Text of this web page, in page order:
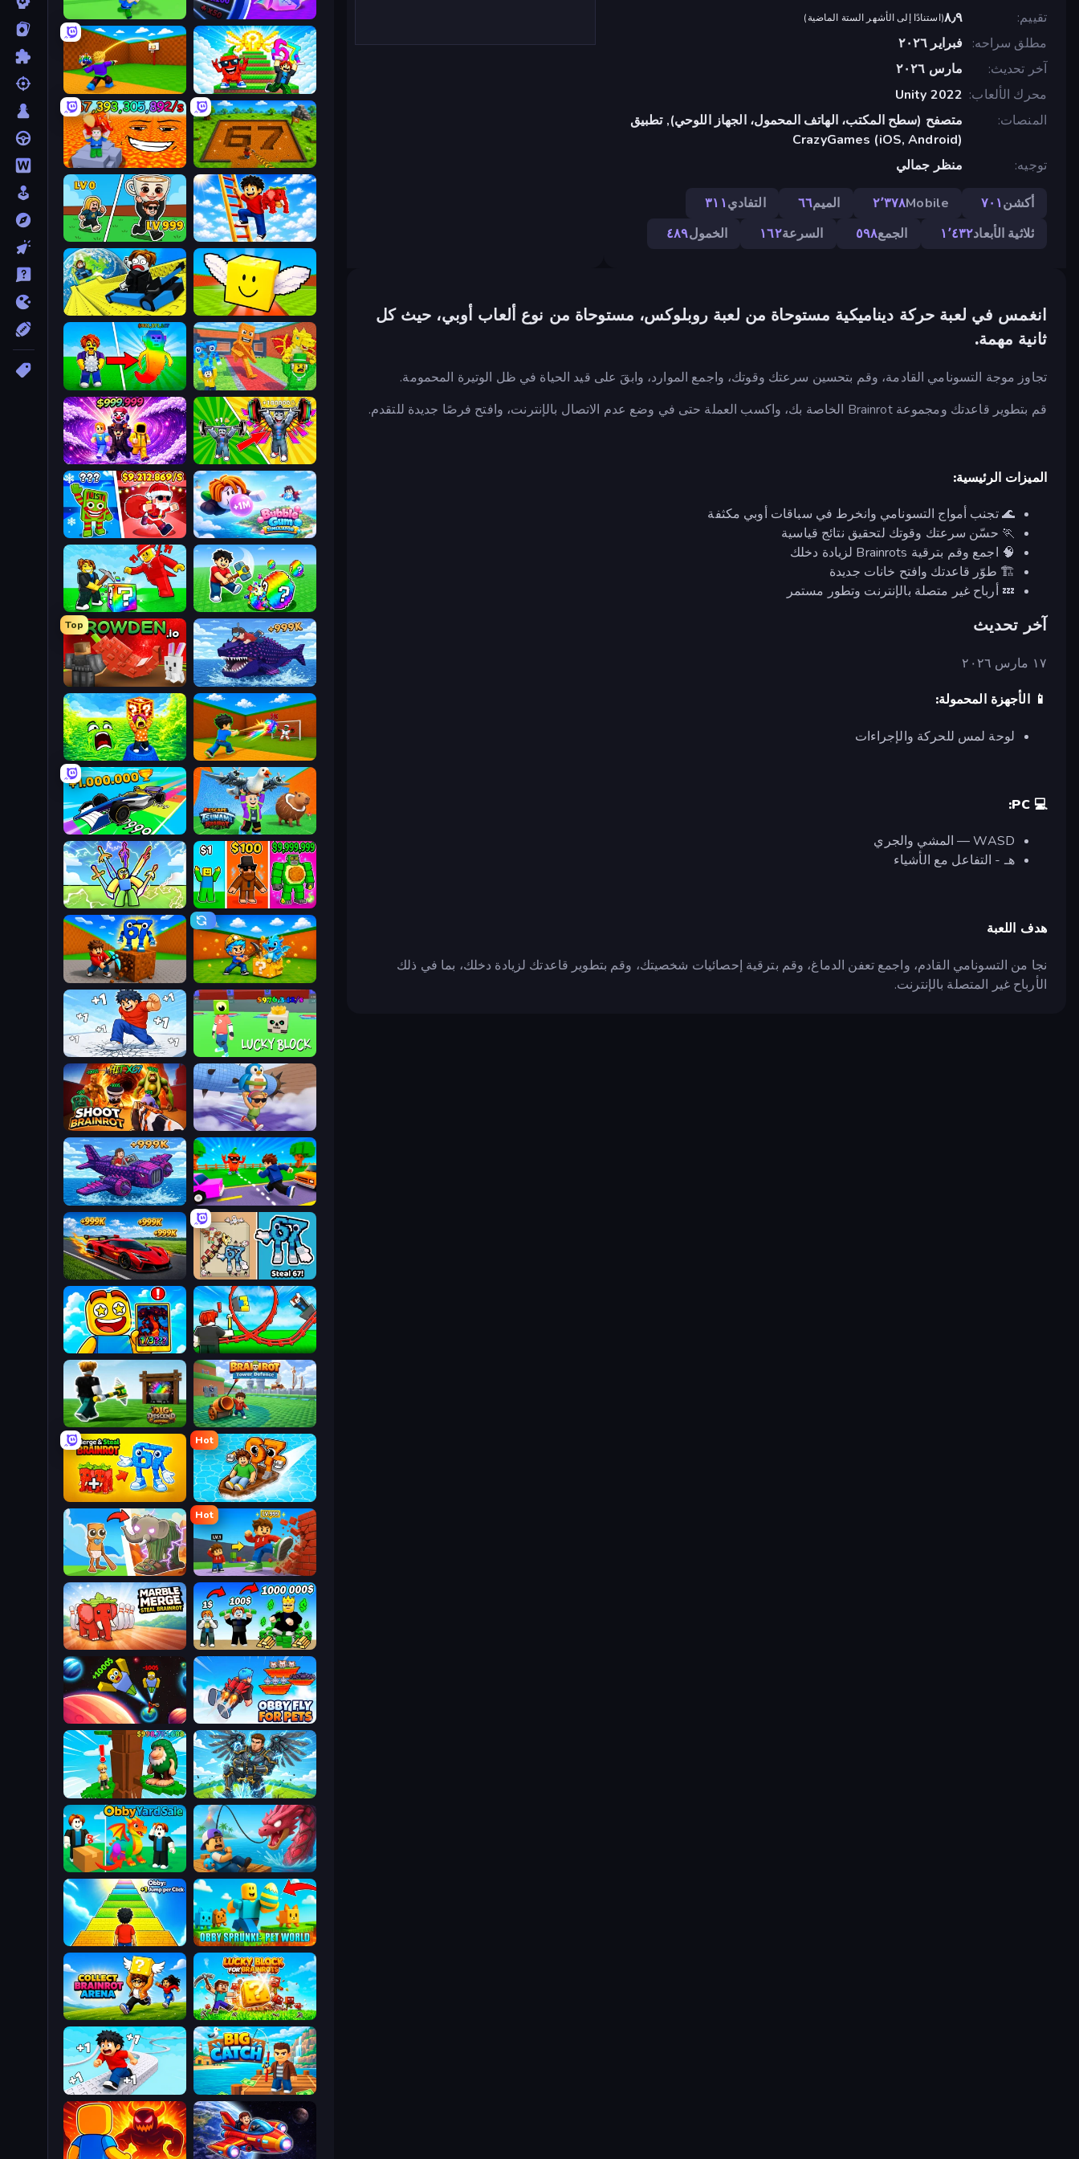
تقييم
٨٫٩(استنادًا إلى الأشهر الستة الماضية)
مطلق سراحه
فبراير ٢٠٢٦
آخر تحديث
مارس ٢٠٢٦
محرك الألعاب Unity 2022
المنصات
متصفح (سطح المكتب، الهاتف المحمول، الجهاز اللوحي), تطبيق
CrazyGames (iOS, Android)
توجيه
منظر جمالي
أكشن٧٠١ Mobile٢٬٣٧٨ الميم٦٦ التفادي٣١١
ثلاثية الأبعاد١٬٤٣٢ الجمع٥٩٨ السرعة١٦٢ الخمول٤٨٩
انغمس في لعبة حركة ديناميكية مستوحاة من لعبة روبلوكس، مستوحاة من نوع ألعاب أوبي، حيث كل
ثانية مهمة.
تجاوز موجة التسونامي القادمة، وقم بتحسين سرعتك وقوتك، واجمع الموارد، وابقَ على قيد الحياة في ظل الوتيرة المحمومة.
قم بتطوير قاعدتك ومجموعة Brainrot الخاصة بك، واكسب العملة حتى في وضع عدم الاتصال بالإنترنت، وافتح فرصًا جديدة للتقدم.
الميزات الرئيسية:
🌊 تجنب أمواج التسونامي وانخرط في سباقات أوبي مكثفة
🏃 حسّن سرعتك وقوتك لتحقيق نتائج قياسية
🧠 اجمع وقم بترقية Brainrots لزيادة دخلك
🏗️ طوّر قاعدتك وافتح خانات جديدة
💤 أرباح غير متصلة بالإنترنت وتطور مستمر
آخر تحديث
١٧ مارس ٢٠٢٦
📱 الأجهزة المحمولة:
لوحة لمس للحركة والإجراءات
💻 PC:
WASD — المشي والجري
هـ - التفاعل مع الأشياء
هدف اللعبة
نجا من التسونامي القادم، واجمع تعفن الدماغ، وقم بترقية إحصائيات شخصيتك، وقم بتطوير قاعدتك لزيادة دخلك، بما في ذلك
الأرباح غير المتصلة بالإنترنت.
Meeland.io
Run and Jump for Brainrot
Throw a Lucky Block
Obby: Dig Brainrots
Escape Lava for Brainrots!
Ladder to Brainhot: Climb
Brainrot Arena Online
Lucky Brainrot Blocks Online
Cart Ride Danger Mount
Catch Brainrots From Bosses
Collect Brainrot Egg
Obby: Gym Simulator, Escape
Obby - BrainWave
Bubble Gum Simulator
Plants vs Brain Zombies
Break a Lucky Egg Brainrots
Break a Lucky Blocks with Brainrots
Obby Fish Challenge: Ride
Top
Grow A Garden | Growden.io
Baseball For Brainrot
Save Memerots: Acid Lava lake
Escape Tsunami Brainrot
Obby Car Challenge: Drive
Obby Brainrot Merge
Obby vs Brainrot
Escape Cave For Brainrot
Obby: Break Rocks For Brainrots
Lucky Block
Break a Skyscraper
BrainZombie Log Escape
Shoot Brainrot
Robby: Cross the Road for Brainrot
Obby Plane Power Challenge: Fly
67 Steal a Brainrot Game
Obby: +1 Speed Car Escape
Build a Rollercoaster: Simulator
Obby Cards: The Legend Hunt
Brainrot Tower Defence
Dig and Descend: Obby Mine
Hot
Float for Brainrots
Merge & Steal Brainrot
Hot
Obby: +1 Click Wall Breaker
Brainrot Evolution
Obby Tycoon Build the City
Marble Merge: Steal Brainrot Game
Obby Fly For Pets
Obby: +1 to Spaceflight Altitude
Obby: Pull a Sword
Steal Beanstalk for Brainrots
Fish It Now
Obby Yard Sale
Obby Sprunki: Pet World
Obby: +1 Jump per Click
Lucky Blocks for Brainrots
Collect Brainrot Arena
Big Catch
Speed per Click: Obby